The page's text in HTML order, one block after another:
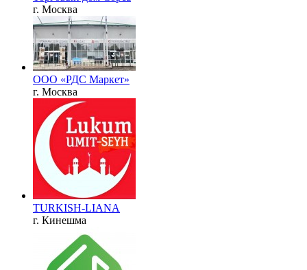
г. Москва
ООО «РДС Маркет»
г. Москва
TURKISH-LIANA
г. Кинешма